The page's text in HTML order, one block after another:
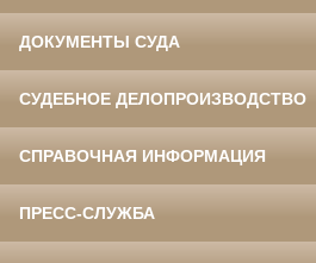
ДОКУМЕНТЫ СУДА
СУДЕБНОЕ ДЕЛОПРОИЗВОДСТВО
СПРАВОЧНАЯ ИНФОРМАЦИЯ
ПРЕСС-СЛУЖБА